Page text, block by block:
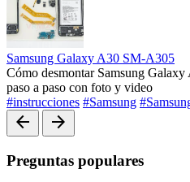
Samsung Galaxy A30 SM-A305
Cómo desmontar Samsung
paso a paso con foto y video
#instrucciones #Samsung
arrow_back arrow_forward
Preguntas populares